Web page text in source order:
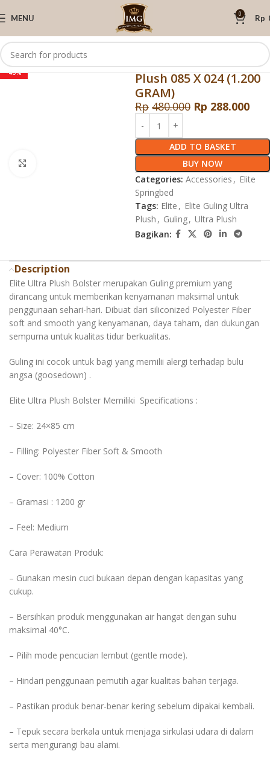
MENU 0 Rp
Home Elite Springbed
-40%
Elite Guling Ultra
Plush 085 X 024 (1.200
GRAM)
Rp 480.000 Rp 288.000
ADD TO BASKET
BUY NOW
Categories: Accessories , Elite
Springbed
Tags: Elite , Elite Guling Ultra
Plush , Guling, Ultra Plush
Bagikan:
Description
Elite Ultra Plush Bolster merupakan Guling premium yang
dirancang untuk memberikan kenyamanan maksimal untuk
penggunaan sehari-hari. Dibuat dari siliconized Polyester Fiber
soft and smooth yang kenyamanan, daya taham, dan dukungan
sempurna untuk kualitas tidur berkualitas.
Guling ini cocok untuk bagi yang memilii alergi terhadap bulu
angsa (goosedown) .
Elite Ultra Plush Bolster Memiliki Specifications :
– Size: 24×85 cm
– Filling: Polyester Fiber Soft & Smooth
– Cover: 100% Cotton
– Gramasi : 1200 gr
– Feel: Medium
Cara Perawatan Produk:
– Gunakan mesin cuci bukaan depan dengan kapasitas yang
cukup.
– Bersihkan produk menggunakan air hangat dengan suhu
maksimal 40°C.
– Pilih mode pencucian lembut (gentle mode).
– Hindari penggunaan pemutih agar kualitas bahan terjaga.
– Pastikan produk benar-benar kering sebelum dipakai kembali.
– Tepuk secara berkala untuk menjaga sirkulasi udara di dalam
serta mengurangi bau alami.